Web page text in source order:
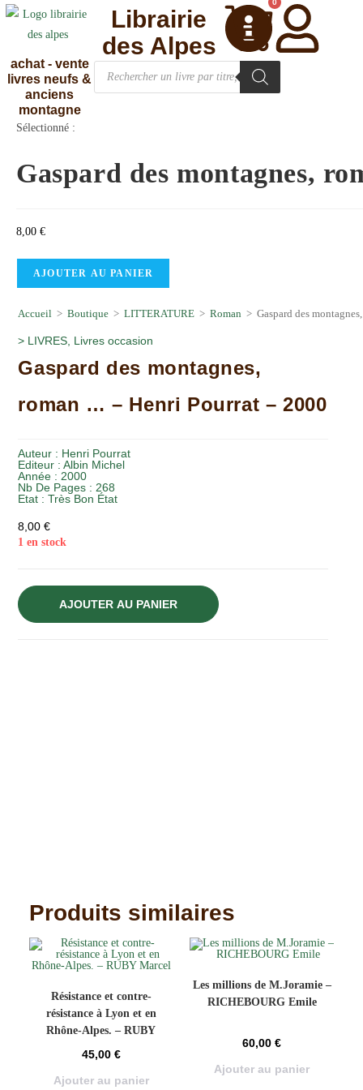
achat - vente
livres neufs &
anciens
montagne
0
Librairie
des Alpes
Sélectionné :
Gaspard des montagnes,
8,00 €
AJOUTER AU PANIER
Accueil > Boutique > LITTERATURE > Roman > Gaspard des
> LIVRES, Livres occasion
Gaspard des montagnes,
roman … – Henri Pourrat – 2000
Auteur : Henri Pourrat
Editeur :Albin Michel
Année :2000
Nb De Pages : 268
Etat :Très Bon État
8,00€
1 en stock
AJOUTER AU PANIER
Produits similaires
Résistance et contre-
résistance à Lyon et en
Rhône-Alpes. – RUBY
45,00 €
Ajouter au panier
Les millions de M.Joramie –
RICHEBOURG Emile
60,00€
Ajouter au panier